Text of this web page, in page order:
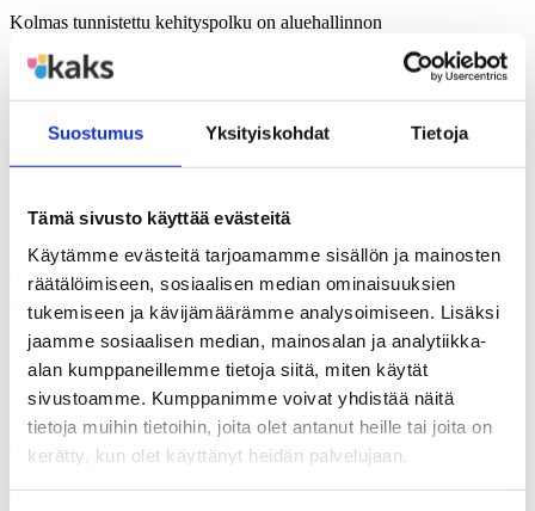
Suostumus Yksityiskohdat Tietoja
Tämä sivusto käyttää evästeitä
Käytämme evästeitä tarjoamamme sisällön ja mainosten
räätälöimiseen, sosiaalisen median ominaisuuksien
tukemiseen ja kävijämäärämme analysoimiseen. Lisäksi
jaamme sosiaalisen median, mainosalan ja analytiikka-
alan kumppaneillemme tietoja siitä, miten käytät
sivustoamme. Kumppanimme voivat yhdistää näitä
tietoja muihin tietoihin, joita olet antanut heille tai joita on
kerätty, kun olet käyttänyt heidän palvelujaan.
Kolmas tunnistettu kehityspolku on aluehallinnon
valtakunnallistaminen. Se tarkoittaa, että valtion nykymuotoinen
aluehallinto häviäisi valtakunnallisiin viranomaisiin, joilla ei olisi
alueellista toimivaltaa. Kirjassa kuvataan
valtakunnallistamiskehitystä muun muassa verohallinnon ja
metsäkeskusten osalta.
Reina päätyy kehityspolkuja seurattuaan siihen, että niistä on
hallinnon malli. Nykyistä vahvemmat kunnat hoitaisivat lähipalvelut
yhteispalveluja hyödyntäen. Uusien kansanvaltaisten
maakunnallisten toimijoiden vastuulle koottaisiin laajaa väestöpohjaa
edellyttävät ylikunnalliset suunnittelu- ja palvelutehtävät sekä valtion
aluehallinnon kehittämistehtävät.
Näin syntyisi eurooppalaiset mitat täyttävä aluehallinto ja ikiaikaisen
kiistelyn kohteena ollut kysymys maakuntahallinnosta ratkeaisi.
Valtion jäljelle jäävä nykymuotoinen aluehallinto voitaisiin korvata
valtakunnallisella toimeenpanovirastolla, jolla olisi alueellisia
toimipaikkoja. Lopulta aluehallinto ei siis lakkaisi, vaan vahvistuisi
asioissa, joissa sitä aidosti tarvittaisiin, kirjassa todetaan.
Julkaisu on luettavissa täällä.